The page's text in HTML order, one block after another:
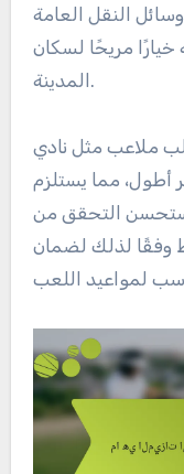
النقل العامة
خيارًا مريحًا لسكان
المدينة.
ملاعب مثل نادي
أطول، مما يستلزم
التحقق من
وفقًا لذلك لضمان